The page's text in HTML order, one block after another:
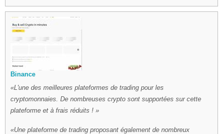
Binance
L'une des meilleures plateformes de trading pour les
cryptomonnaies. De nombreuses crypto sont supportées sur cette
plateforme et à frais réduits !
Une plateforme de trading proposant également de nombreux